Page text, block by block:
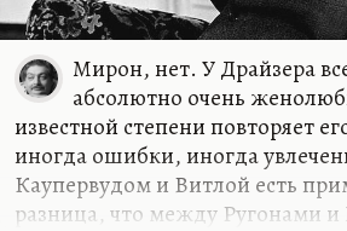
Мирон, нет. У Драйзера
абсолютно очень
известной степени повторяет
иногда ошибки, иногда
Каупервудом и Витлой есть
разница, что между Ругонами